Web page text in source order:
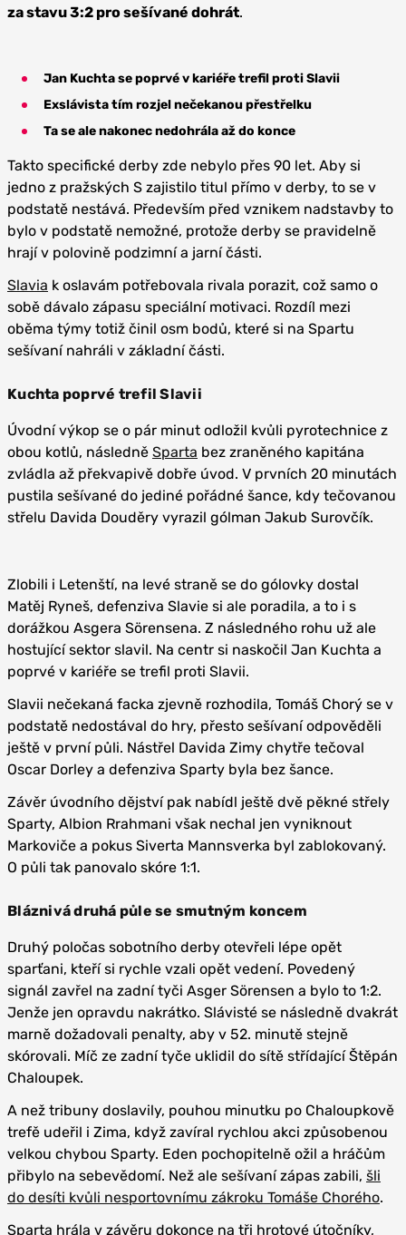
za stavu 3:2 pro sešívané dohrát.
Jan Kuchta se poprvé v kariéře trefil proti Slavii
Exslávista tím rozjel nečekanou přestřelku
Ta se ale nakonec nedohrála až do konce
Takto specifické derby zde nebylo přes 90 let. Aby si
jedno z pražských S zajistilo titul přímo v derby, to se v
podstatě nestává. Především před vznikem nadstavby to
bylo v podstatě nemožné, protože derby se pravidelně
hrají v polovině podzimní a jarní části.
Slavia k oslavám potřebovala rivala porazit, což samo o
sobě dávalo zápasu speciální motivaci. Rozdíl mezi
oběma týmy totiž činil osm bodů, které si na Spartu
sešívaní nahráli v základní části.
Kuchta poprvé trefil Slavii
Úvodní výkop se o pár minut odložil kvůli pyrotechnice z
obou kotlů, následně Sparta bez zraněného kapitána
zvládla až překvapivě dobře úvod. V prvních 20 minutách
pustila sešívané do jediné pořádné šance, kdy tečovanou
střelu Davida Douděry vyrazil gólman Jakub Surovčík.
Zlobili i Letenští, na levé straně se do gólovky dostal
Matěj Ryneš, defenziva Slavie si ale poradila, a to i s
dorážkou Asgera Sörensena. Z následného rohu už ale
hostující sektor slavil. Na centr si naskočil Jan Kuchta a
poprvé v kariéře se trefil proti Slavii.
Slavii nečekaná facka zjevně rozhodila, Tomáš Chorý se v
podstatě nedostával do hry, přesto sešívaní odpověděli
ještě v první půli. Nástřel Davida Zimy chytře tečoval
Oscar Dorley a defenziva Sparty byla bez šance.
Závěr úvodního dějství pak nabídl ještě dvě pěkné střely
Sparty, Albion Rrahmani však nechal jen vyniknout
Markoviče a pokus Siverta Mannsverka byl zablokovaný.
O půli tak panovalo skóre 1:1.
Bláznivá druhá půle se smutným koncem
Druhý poločas sobotního derby otevřeli lépe opět
sparťani, kteří si rychle vzali opět vedení. Povedený
signál zavřel na zadní tyči Asger Sörensen a bylo to 1:2.
Jenže jen opravdu nakrátko. Slávisté se následně dvakrát
marně dožadovali penalty, aby v 52. minutě stejně
skórovali. Míč ze zadní tyče uklidil do sítě střídající Štěpán
Chaloupek.
A než tribuny doslavily, pouhou minutku po Chaloupkově
trefě udeřil i Zima, když zavíral rychlou akci způsobenou
velkou chybou Sparty. Eden pochopitelně ožil a hráčům
přibylo na sebevědomí. Než ale sešívaní zápas zabili, šli
do desíti kvůli nesportovnímu zákroku Tomáše Chorého.
Sparta hrála v závěru dokonce na tři hrotové útočníky,